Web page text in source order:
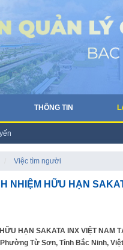
THÔNG TIN
Việc tìm người
NHIỆM HỮU HẠN
HẠN SAKATA INX VIỆT
Từ Sơn, Tỉnh Bắc Ninh,